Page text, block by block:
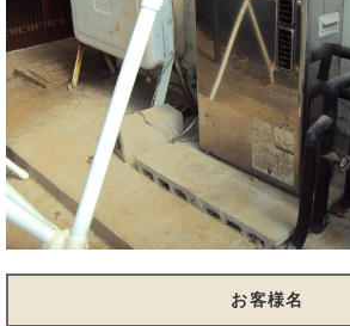
お客様名